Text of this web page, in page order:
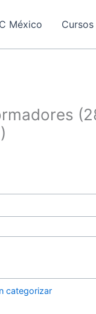
México Cursos
categorizar